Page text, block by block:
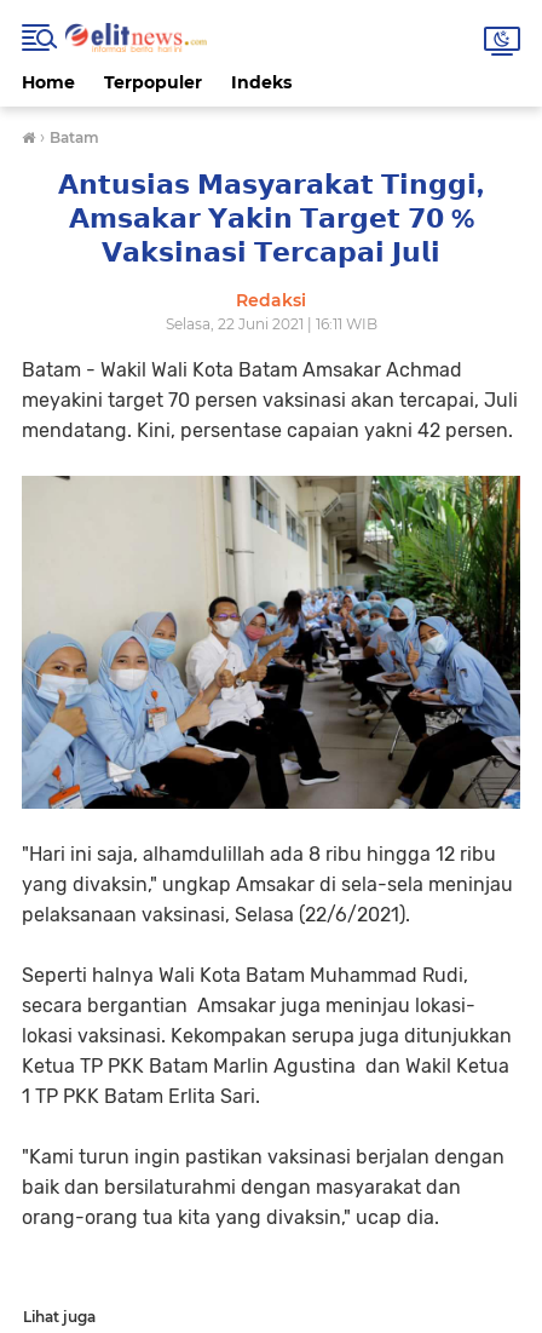
Home Terpopuler Indeks
› Batam
𝗔𝗻𝘁𝘂𝘀𝗶𝗮𝘀 𝗠𝗮𝘀𝘆𝗮𝗿𝗮𝗸𝗮𝘁 𝗧𝗶𝗻𝗴𝗴𝗶,
𝗔𝗺𝘀𝗮𝗸𝗮𝗿 𝗬𝗮𝗸𝗶𝗻 𝗧𝗮𝗿𝗴𝗲𝘁 𝟳𝟬 %
𝗩𝗮𝗸𝘀𝗶𝗻𝗮𝘀𝗶 𝗧𝗲𝗿𝗰𝗮𝗽𝗮𝗶 𝗝𝘂𝗹𝗶
Redaksi
Selasa, 22 Juni 2021 | 16:11 WIB
Batam - Wakil Wali Kota Batam Amsakar Achmad
meyakini target 70 persen vaksinasi akan tercapai, Juli
mendatang. Kini, persentase capaian yakni 42 persen.
"Hari ini saja, alhamdulillah ada 8 ribu hingga 12 ribu
yang divaksin," ungkap Amsakar di sela-sela meninjau
pelaksanaan vaksinasi, Selasa (22/6/2021).
Seperti halnya Wali Kota Batam Muhammad Rudi,
secara bergantian Amsakar juga meninjau lokasi-
lokasi vaksinasi. Kekompakan serupa juga ditunjukkan
Ketua TP PKK Batam Marlin Agustina dan Wakil Ketua
1 TP PKK Batam Erlita Sari.
"Kami turun ingin pastikan vaksinasi berjalan dengan
baik dan bersilaturahmi dengan masyarakat dan
orang-orang tua kita yang divaksin," ucap dia.
Lihat juga